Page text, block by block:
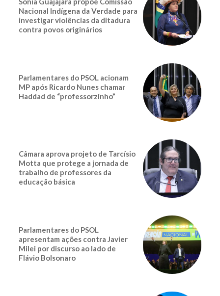
Nacional Indígena da Verdade para
investigar violências da ditadura
contra povos originários
Parlamentares do PSOL acionam
MP após Ricardo Nunes chamar
Haddad de “professorzinho”
Câmara aprova projeto de Tarcísio
Motta que protege a jornada de
trabalho de professores da
educação básica
Parlamentares do PSOL
apresentam ações contra Javier
Milei por discurso ao lado de
Flávio Bolsonaro